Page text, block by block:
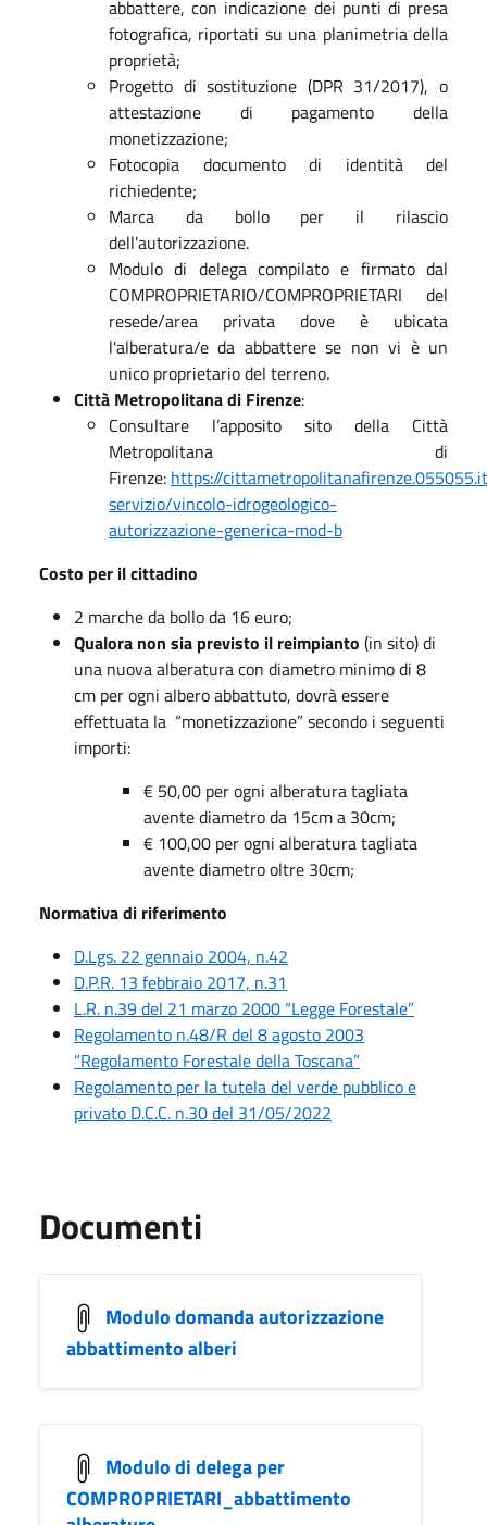
abbattere, con indicazione dei punti di presa
fotografica, riportati su una planimetria della
proprietà;
Progetto di sostituzione (DPR 31/2017), o
attestazione di pagamento della
monetizzazione;
Fotocopia documento di identità del
richiedente;
Marca da bollo per il rilascio
dell’autorizzazione.
Modulo di delega compilato e firmato dal
COMPROPRIETARIO/COMPROPRIETARI del
resede/area privata dove è ubicata
l'alberatura/e da abbattere se non vi è un
unico proprietario del terreno.
Città Metropolitana di Firenze:
Consultare l’apposito sito della Città
Metropolitana di
Firenze: https://
servizio/vincolo-idrogeologico-
autorizzazione-generica-mod-b
Costo per il cittadino
2 marche da bollo da 16 euro;
Qualora non sia previsto il reimpianto (in sito) di
una nuova alberatura con diametro minimo di 8
cm per ogni albero abbattuto, dovrà essere
effettuata la “monetizzazione” secondo i seguenti
importi:
€ 50,00 per ogni alberatura tagliata
avente diametro da 15cm a 30cm;
€ 100,00 per ogni alberatura tagliata
avente diametro oltre 30cm;
Normativa di riferimento
D.Lgs. 22 gennaio 2004, n.42
D.P.R. 13 febbraio 2017, n.31
L.R. n.39 del 21 marzo 2000 “Legge Forestale”
Regolamento n.48/R del 8 agosto 2003
“Regolamento Forestale della Toscana”
Regolamento per la tutela del verde pubblico e
privato D.C.C. n.30 del 31/05/2022
Documenti
Modulo domanda autorizzazione
abbattimento alberi
Modulo di delega per
COMPROPRIETARI_abbattimento